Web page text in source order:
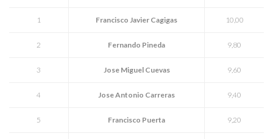
1 Francisco Javier Cagigas 10,00
2 Fernando Pineda 9,80
3 Jose Miguel Cuevas 9,60
4 Jose Antonio Carreras 9,40
5 Francisco Puerta 9,20